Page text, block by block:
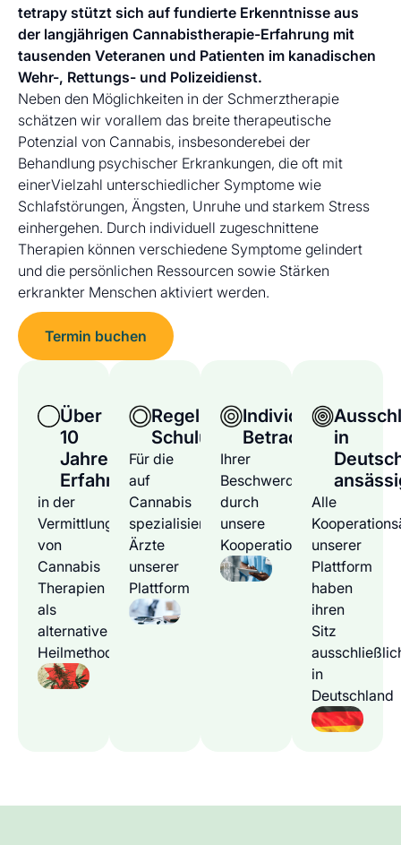
tetrapy stützt sich auf fundierte Erkenntnisse aus
der langjährigen Cannabistherapie-Erfahrung mit
tausenden Veteranen und Patienten im kanadischen
Wehr-, Rettungs- und Polizeidienst.
Neben den Möglichkeiten in der Schmerztherapie
schätzen wir vorallem das breite therapeutische
Potenzial von Cannabis, insbesonderebei der
Behandlung psychischer Erkrankungen, die oft mit
einerVielzahl unterschiedlicher Symptome wie
Schlafstörungen, Ängsten, Unruhe und starkem Stress
einhergehen. Durch individuell zugeschnittene
Therapien können verschiedene Symptome gelindert
und die persönlichen Ressourcen sowie Stärken
erkrankter Menschen aktiviert werden.
Termin buchen
Über
10
Jahre
Erfahrung
in der
Vermittlung
von
Cannabis
Therapien
als
alternative
Heilmethode
Regelmäßige
Schulungen
Für die
auf
Cannabis
spezialisierten
Ärzte
unserer
Plattform
Individuelle
Betrachtung
Ihrer
Beschwerden
durch
unsere
Kooperationsärzte
in
Alle
unserer
Plattform
haben
ihren
Sitz
in
Deutschland